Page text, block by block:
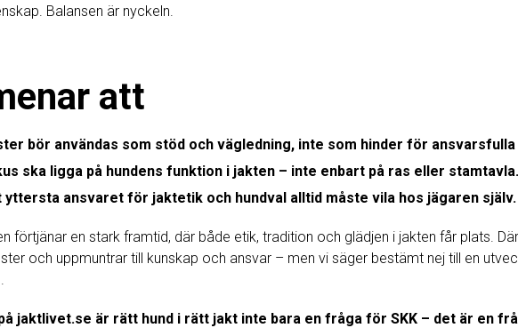
Balansen är nyckeln.
att
bör användas som stöd och vägledning, inte som hinder för
ska ligga på hundens funktion i jakten – inte enbart på ras eller stamtavla.
yttersta ansvaret för jaktetik och hundval alltid måste vila hos jägaren själv.
förtjänar en stark framtid, där både etik, tradition och glädjen i jakten får plats.
och uppmuntrar till kunskap och ansvar – men vi säger bestämt nej till en
jaktlivet.se är rätt hund i rätt jakt inte bara en fråga för SKK – det är en